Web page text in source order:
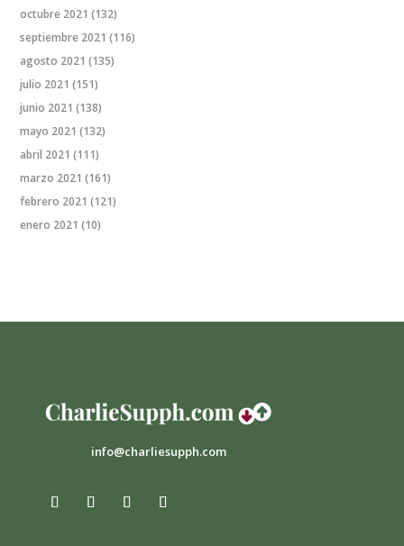
octubre 2021 (132)
septiembre 2021 (116)
agosto 2021 (135)
julio 2021 (151)
junio 2021 (138)
mayo 2021 (132)
abril 2021 (111)
marzo 2021 (161)
febrero 2021 (121)
enero 2021 (10)
info@charliesupph.com